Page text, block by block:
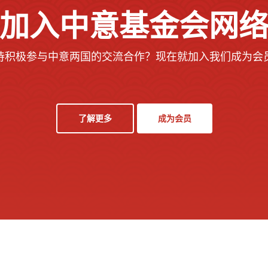
入中意基金会网络
积极参与中意两国的交流合作？现在就加入我们成为会
了解更多 成为会员